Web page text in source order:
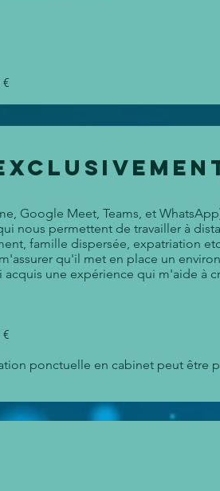
Google Meet, Teams, et
nous permettent de travailler à
famille dispersée, expatriation
qu'il met en place un
acquis une expérience qui m'aide
ponctuelle en cabinet peut être